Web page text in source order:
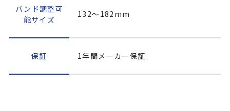
バンド調整可
能サイズ
132～182mm
保証 1年間メーカー保証